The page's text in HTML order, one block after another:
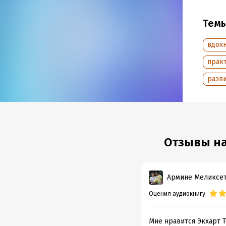
живет
Отзывы
Армине
Оценил аудиокнигу
Мне нравится Экхарт